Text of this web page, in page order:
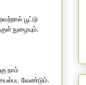
பூட்டு
நுழையும்.
நாம்
வேண்டும்.